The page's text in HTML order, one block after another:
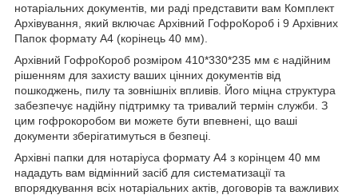
нотаріальних документів, ми раді представити вам Комплект
Архівування, який включає Архівний ГофроКороб і 9 Архівних
Папок формату А4 (корінець 40 мм).
Архівний ГофроКороб розміром 410*330*235 мм є надійним
рішенням для захисту ваших цінних документів від
пошкоджень, пилу та зовнішніх впливів. Його міцна структура
забезпечує надійну підтримку та тривалий термін служби. З
цим гофрокоробом ви можете бути впевнені, що ваші
документи зберігатимуться в безпеці.
Архівні папки для нотаріуса формату А4 з корінцем 40 мм
нададуть вам відмінний засіб для систематизації та
впорядкування всіх нотаріальних актів, договорів та важливих